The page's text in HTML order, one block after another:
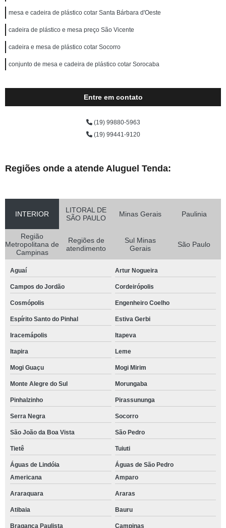
mesa e cadeira de plástico cotar Santa Bárbara d'Oeste
cadeira de plástico e mesa preço São Vicente
cadeira e mesa de plástico cotar Socorro
conjunto de mesa e cadeira de plástico cotar Sorocaba
Entre em contato
(19) 99880-5963
(19) 99441-9120
Regiões onde a atende Aluguel Tenda:
INTERIOR
LITORAL DE
SÃO PAULO
Minas Gerais Paulinia
Região
Metropolitana de
Campinas
Regiões de
atendimento
Sul Minas
Gerais
São Paulo
Aguaí Artur Nogueira
Campos do Jordão Cordeirópolis
Cosmópolis Engenheiro Coelho
Espírito Santo do Pinhal Estiva Gerbi
Iracemápolis Itapeva
Itapira Leme
Mogi Guaçu Mogi Mirim
Monte Alegre do Sul Morungaba
Pinhalzinho Pirassununga
Serra Negra Socorro
São João da Boa Vista São Pedro
Tietê Tuiuti
Águas de Lindóia
Águas de São Pedro
Americana
Amparo
Araraquara Araras
Atibaia Bauru
Bragança Paulista Campinas